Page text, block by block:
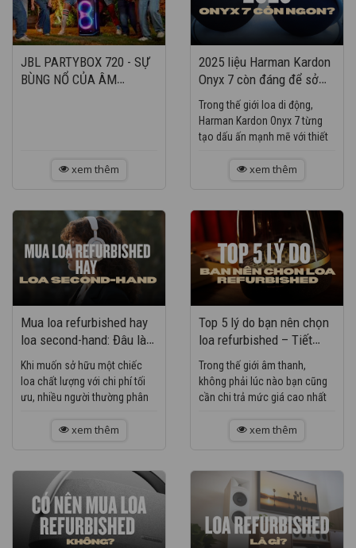
JBL PARTYBOX 720 - SỰ
BÙNG NỔ CỦA ÂM
xem thêm
2025 liệu Harman Kardon
Onyx 7 còn đáng để sở
hữu?
Trong thế giới loa di động,
Harman Kardon Onyx 7 từng
tạo dấu ấn mạnh mẽ với thiết
chất âm đặc trưng của thương
xem thêm
Mua loa refurbished hay
loa second-hand: Đâu là
lựa chọn thông minh?
Khi muốn sở hữu một chiếc
loa chất lượng với chi phí tối
ưu, nhiều người thường phân
loa second-hand (đã qua sử
xem thêm
Top 5 lý do bạn nên chọn
loa refurbished – Tiết
kiệm nhưng vẫn an tâm
Trong thế giới âm thanh,
không phải lúc nào bạn cũng
cần chi trả mức giá cao nhất
Loa refurbished chính là lựa
xem thêm